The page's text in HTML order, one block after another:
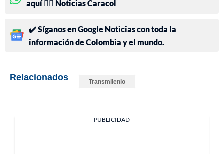
aquí 👉🏻 Noticias Caracol
✔️ Síganos en Google Noticias con toda la
información de Colombia y el mundo.
Relacionados Transmilenio
PUBLICIDAD